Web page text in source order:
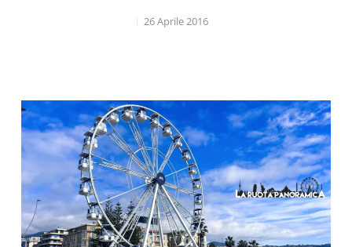
26 Aprile 2016